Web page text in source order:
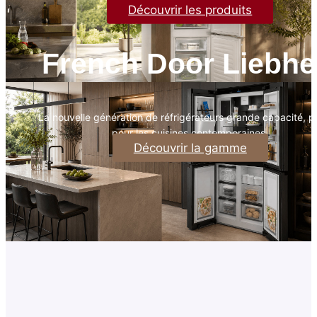
Découvrir les produits
French Door
La nouvelle génération de réfrigérateurs grande capacité,
pour les cuisines contemporaines.
Découvrir la gamme